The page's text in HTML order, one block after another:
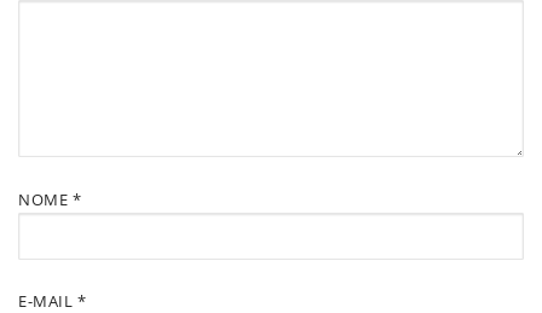
NOME *
E-MAIL *